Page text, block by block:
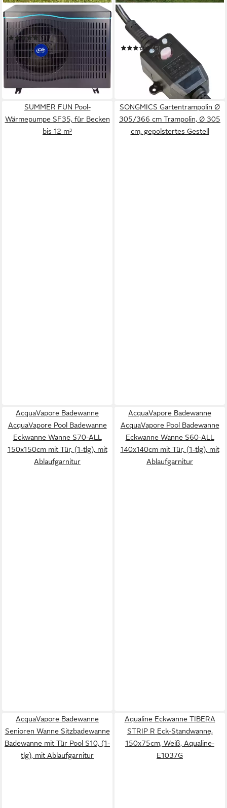
GRE
Pool-Wärmepumpe HPGIC45
(1)
1.228,37 € UVP
35,66 €mtl. in 48 Raten
-8%
lieferbar in 2 Wochen
GRE
Pool-Wärmepumpe HPM 20-
Mini
(5)
543,50 € UVP569,00 €
15,78 € mtl. in 48 Raten
in 6-8 Werktagen bei dir
SUMMER FUN Pool-
Wärmepumpe SF35, für Becken
bis 12 m³
SONGMICS Gartentrampolin Ø
305/366 cm Trampolin, Ø 305
cm, gepolstertes Gestell
AcquaVapore Badewanne
AcquaVapore Pool Badewanne
Eckwanne Wanne S70-ALL
150x150cm mit Tür, (1-tlg), mit
Ablaufgarnitur
AcquaVapore Badewanne
AcquaVapore Pool Badewanne
Eckwanne Wanne S60-ALL
140x140cm mit Tür, (1-tlg), mit
Ablaufgarnitur
AcquaVapore Badewanne
Senioren Wanne Sitzbadewanne
Badewanne mit Tür Pool S10, (1-
tlg), mit Ablaufgarnitur
Aqualine Eckwanne TIBERA
STRIP R Eck-Standwanne,
150x75cm, Weiß, Aqualine-
E1037G